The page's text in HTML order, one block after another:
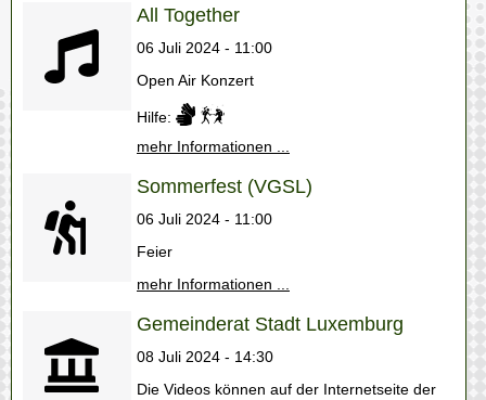
All Together
06 Juli 2024 - 11:00
Open Air Konzert
Hilfe:
mehr Informationen ...
Sommerfest (VGSL)
06 Juli 2024 - 11:00
Feier
mehr Informationen ...
Gemeinderat Stadt Luxemburg
08 Juli 2024 - 14:30
Die Videos können auf der Internetseite der